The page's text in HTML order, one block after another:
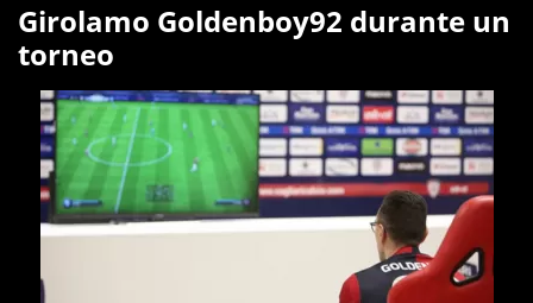
Girolamo Goldenboy92 durante un
torneo